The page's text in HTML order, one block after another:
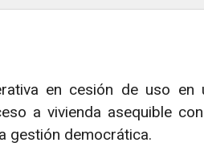
en cesión de uso en
a vivienda asequible
gestión democrática.